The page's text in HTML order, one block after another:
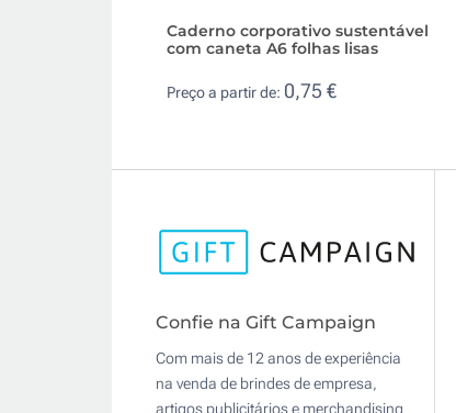
Caderno corporativo sustentável
com caneta A6 folhas lisas
Preço a partir de: 0,75 €
Confie na Gift Campaign
Com mais de 12 anos de experiência
na venda de brindes de empresa,
artigos publicitários e merchandising